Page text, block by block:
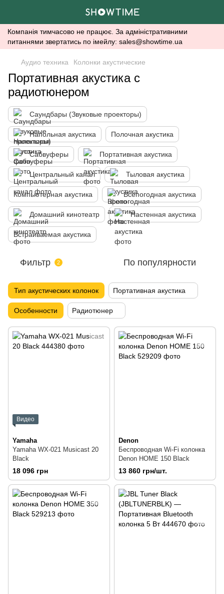
Компанія тимчасово не працює. За адміністративними
питаннями звертатись по імейлу: sales@showtime.ua
Аудио техника Колонки акустические
Портативная акустика с
радиотюнером
Саундбары (Звуковые проекторы)
Напольная акустика Полочная акустика
Сабвуферы Портативная акустика
Центральный канал Тыловая акустика
Компьютерная акустика Всепогодная акустика
Домашний кинотеатр Настенная акустика
Встраиваемая акустика
Фильтр 2 По популярности
Тип акустических колонок Портативная акустика
Особенности Радиотюнер
Видео
Yamaha
Yamaha WX-021 Musicast 20
Black
18 096 грн
Denon
Беспроводная Wi-Fi колонка
Denon HOME 150 Black
13 860 грн/шт.